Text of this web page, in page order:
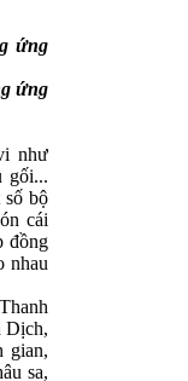
ứng
như
gối...
số bộ
cái
đồng
nhau
Dịch,
gian,
sa,